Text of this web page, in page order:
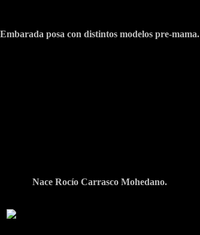
Embarada posa con distintos modelos pre-mama.
Nace Rocío Carrasco Mohedano.